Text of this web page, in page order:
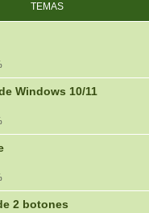
TEMAS
Windows 10/11
2 botones